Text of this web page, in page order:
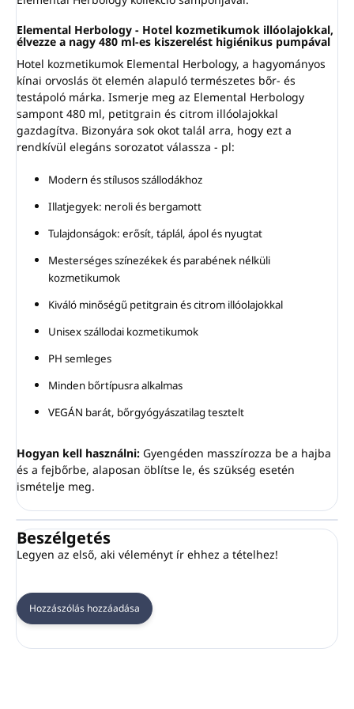
Elemental Herbology - Hotel kozmetikumok illóolajokkal,
élvezze a nagy 480 ml-es kiszerelést higiénikus pumpával
Hotel kozmetikumok Elemental Herbology, a hagyományos
kínai orvoslás öt elemén alapuló természetes bőr- és
testápoló márka. Ismerje meg az Elemental Herbology
sampont 480 ml, petitgrain és citrom illóolajokkal
gazdagítva. Bizonyára sok okot talál arra, hogy ezt a
rendkívül elegáns sorozatot válassza - pl:
Modern és stílusos szállodákhoz
Illatjegyek: neroli és bergamott
Tulajdonságok: erősít, táplál, ápol és nyugtat
Mesterséges színezékek és parabének nélküli
kozmetikumok
Kiváló minőségű petitgrain és citrom illóolajokkal
Unisex szállodai kozmetikumok
PH semleges
Minden bőrtípusra alkalmas
VEGÁN barát, bőrgyógyászatilag tesztelt
Hogyan kell használni: Gyengéden masszírozza be a hajba
és a fejbőrbe, alaposan öblítse le, és szükség esetén
ismételje meg.
Beszélgetés
Legyen az első, aki véleményt ír ehhez a tételhez!
Hozzászólás hozzáadása